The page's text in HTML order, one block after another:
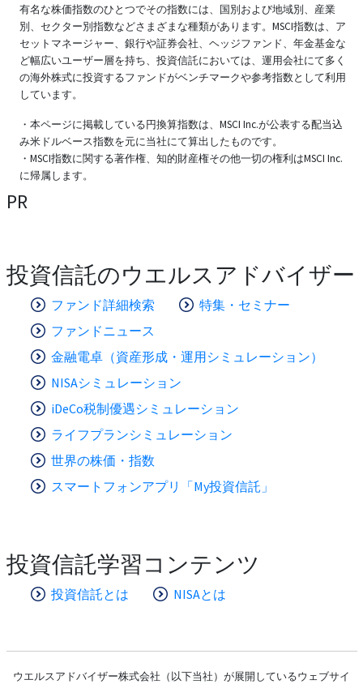
有名な株価指数のひとつでその指数には、国別および地域別、産業
別、セクター別指数などさまざまな種類があります。MSCI指数は、ア
セットマネージャー、銀行や証券会社、ヘッジファンド、年金基金な
ど幅広いユーザー層を持ち、投資信託においては、運用会社にて多く
の海外株式に投資するファンドがベンチマークや参考指数として利用
しています。
・本ページに掲載している円換算指数は、MSCI Inc.が公表する配当込
み米ドルベース指数を元に当社にて算出したものです。
・MSCI指数に関する著作権、知的財産権その他一切の権利はMSCI Inc.
に帰属します。
PR
投資信託のウエルスアドバイザー
ファンド詳細検索
特集・セミナー
ファンドニュース
金融電卓（資産形成・運用シミュレーション）
NISAシミュレーション
iDeCo税制優遇シミュレーション
ライフプランシミュレーション
世界の株価・指数
スマートフォンアプリ「My投資信託」
投資信託学習コンテンツ
投資信託とは NISAとは
ウエルスアドバイザー株式会社（以下当社）が展開しているウェブサイ